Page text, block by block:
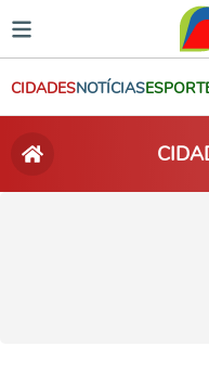
CIDADESNOTÍCIAS